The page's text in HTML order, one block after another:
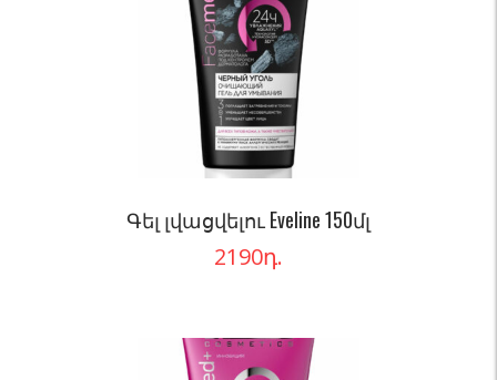
Գել լվացվելու Eveline 150մլ
2190դ.